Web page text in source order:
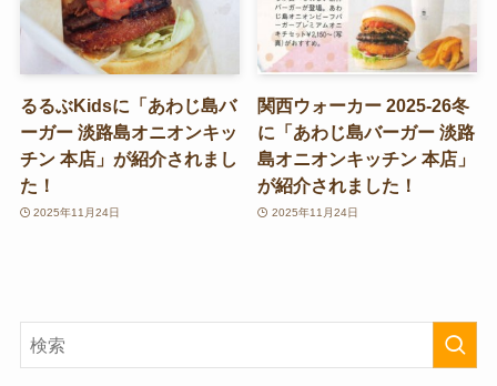
るるぶKidsに「あわじ島バ
ーガー 淡路島オニオンキッ
チン 本店」が紹介されまし
た！
2025年11月24日
関西ウォーカー 2025-26冬
に「あわじ島バーガー 淡路
島オニオンキッチン 本店」
が紹介されました！
2025年11月24日